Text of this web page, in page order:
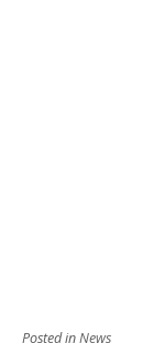
Posted inNews